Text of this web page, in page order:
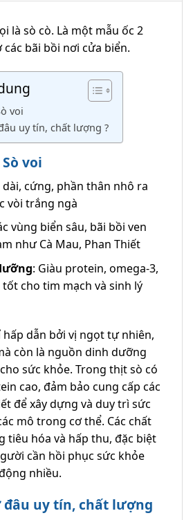
là sò cò. Là một mẫu ốc 2
các bãi bồi nơi cửa biển.
voi
uy tín, chất lượng ?
voi
dài, cứng, phần thân nhô ra
vòi trắng ngà
vùng biển sâu, bãi bồi ven
như Cà Mau, Phan Thiết
: Giàu protein, omega-3,
cho tim mạch và sinh lý
hấp dẫn bởi vị ngọt tự nhiên,
còn là nguồn dinh dưỡng
sức khỏe. Trong thịt sò có
cao, đảm bảo cung cấp các
để xây dựng và duy trì sức
mô trong cơ thể. Các chất
tiêu hóa và hấp thu, đặc biệt
cần hồi phục sức khỏe
nhiều.
đâu uy tín, chất lượng